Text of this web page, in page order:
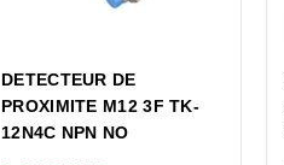
DETECTEUR DE
PROXIMITE M12 3F TK-
12N4C NPN NO